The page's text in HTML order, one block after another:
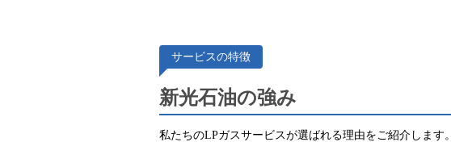
サービスの特徴
新光石油の強み
私たちのLPガスサービスが選ばれる理由をご紹介します。